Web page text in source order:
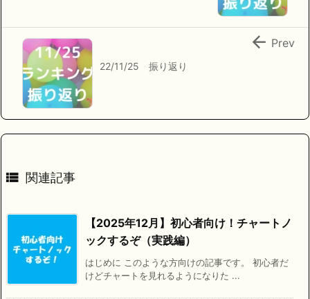
22/11/25 振り返り
 Prev
 関連記事
【2025年12月】初心者向け！チャートノ
ックするぞ（実践編）
はじめに このような方向けの記事です。 初心者だ
けどチャートを見れるようになりた ...